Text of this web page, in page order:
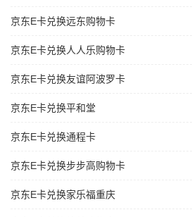
京东E卡兑换远东购物卡
京东E卡兑换人人乐购物卡
京东E卡兑换友谊阿波罗卡
京东E卡兑换平和堂
京东E卡兑换通程卡
京东E卡兑换步步高购物卡
京东E卡兑换家乐福重庆